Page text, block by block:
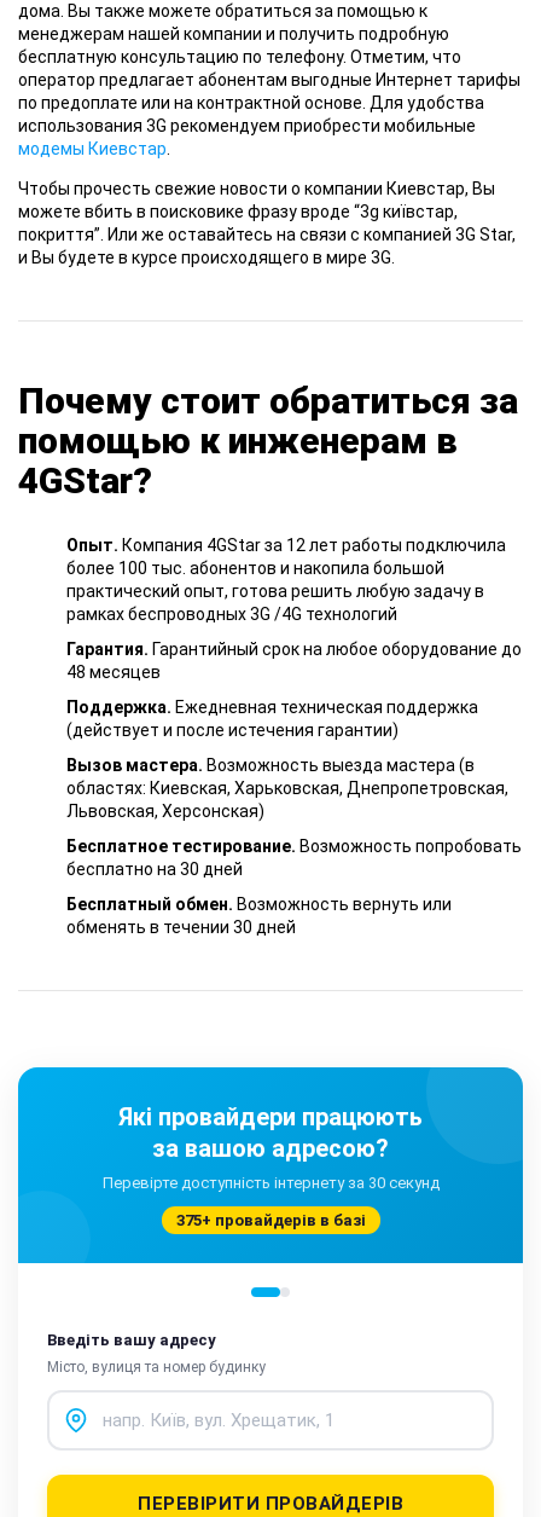
дома. Вы также можете обратиться за помощью к
менеджерам нашей компании и получить подробную
бесплатную консультацию по телефону. Отметим, что
оператор предлагает абонентам выгодные Интернет тарифы
по предоплате или на контрактной основе. Для удобства
использования 3G рекомендуем приобрести мобильные
модемы Киевстар.
Чтобы прочесть свежие новости о компании Киевстар, Вы
можете вбить в поисковике фразу вроде “3g київстар,
покриття”. Или же оставайтесь на связи с компанией 3G Star,
и Вы будете в курсе происходящего в мире 3G.
Почему стоит обратиться за
помощью к инженерам в
4GStar?
Опыт. Компания 4GStar за 12 лет работы подключила
более 100 тыс. абонентов и накопила большой
практический опыт, готова решить любую задачу в
рамках беспроводных 3G /4G технологий
Гарантия. Гарантийный срок на любое оборудование до
48 месяцев
Поддержка. Ежедневная техническая поддержка
(действует и после истечения гарантии)
Вызов мастера. Возможность выезда мастера (в
областях: Киевская, Харьковская, Днепропетровская,
Львовская, Херсонская)
Бесплатное тестирование. Возможность попробовать
бесплатно на 30 дней
Бесплатный обмен. Возможность вернуть или
обменять в течении 30 дней
Які провайдери працюють
за вашою адресою?
Перевірте доступність інтернету за 30 секунд
375+ провайдерів в базі
Введіть вашу адресу
Місто, вулиця та номер будинку
ПЕРЕВІРИТИ ПРОВАЙДЕРІВ